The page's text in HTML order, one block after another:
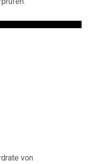
von